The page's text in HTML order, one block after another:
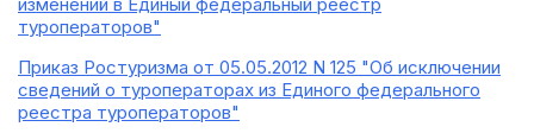
туроператоров"
Приказ Ростуризма от 05.05.2012 N 125 "Об исключении
сведений о туроператорах из Единого федерального
реестра туроператоров"